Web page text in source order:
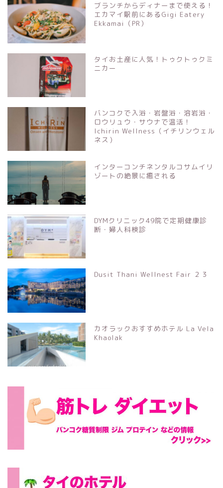
ブランチからディナーまで使える！
エカマイ駅前にあるGigi Eatery
Ekkamai（PR）
タイお土産に人気！トゥクトゥクミ
ニカー
バンコクで入浴・岩盤浴・溶岩浴・
ロウリュウ・サウナで温活！
Ichirin Wellness（イチリンウェル
ネス）
インターコンチネンタルコサムイリ
ゾートの絶景に癒される
DYMクリニック49院で定期健康診
断・婦人科検診
Dusit Thani Wellnest Fair ２３
カオラックおすすめホテル La Vela
Khaolak